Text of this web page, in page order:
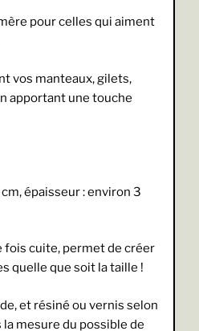
pour celles qui aiment
vos manteaux, gilets,
apportant une touche
épaisseur : environ 3
fois cuite, permet de créer
quelle que soit la taille !
et résiné ou vernis selon
mesure du possible de